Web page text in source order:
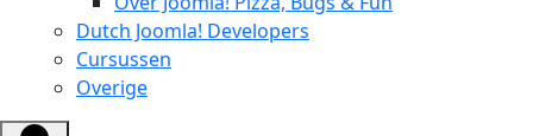
Dutch Joomla! Developers
Cursussen
Overige